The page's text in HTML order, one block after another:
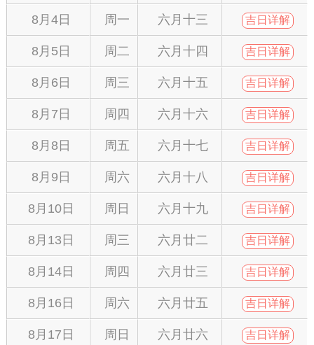
8月4日 周一 六月十三 吉日详解
8月5日 周二 六月十四 吉日详解
8月6日 周三 六月十五 吉日详解
8月7日 周四 六月十六 吉日详解
8月8日 周五 六月十七 吉日详解
8月9日 周六 六月十八 吉日详解
8月10日 周日 六月十九 吉日详解
8月13日 周三 六月廿二 吉日详解
8月14日 周四 六月廿三 吉日详解
8月16日 周六 六月廿五 吉日详解
8月17日 周日 六月廿六 吉日详解